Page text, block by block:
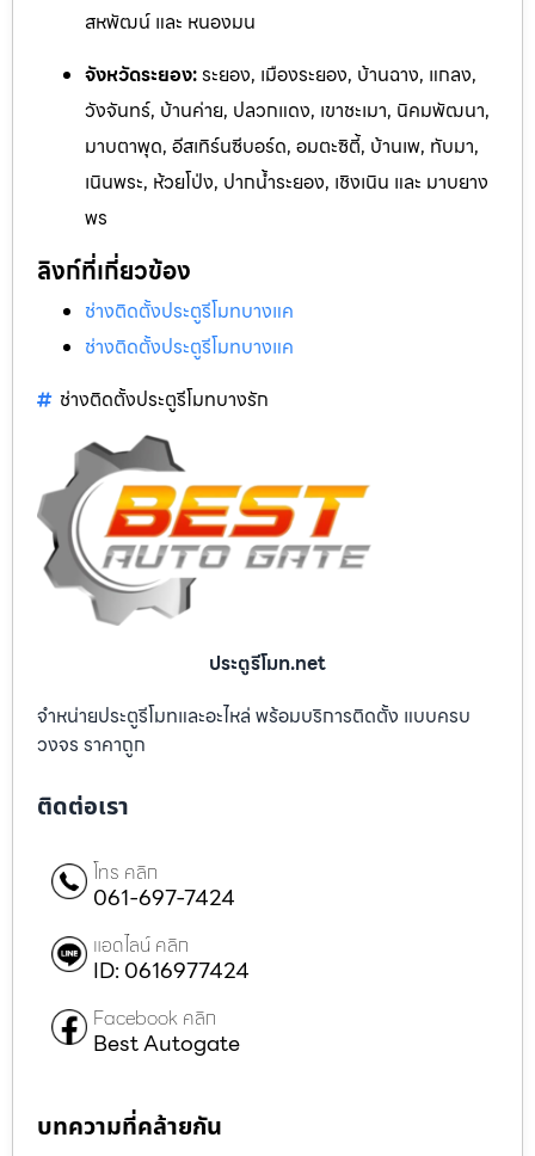
สหพัฒน์ และ หนองมน
จังหวัดระยอง:ระยอง, เมืองระยอง, บ้านฉาง, แกลง,
วังจันทร์, บ้านค่าย, ปลวกแดง, เขาชะเมา, นิคมพัฒนา,
มาบตาพุด, อีสเทิร์นซีบอร์ด, อมตะซิตี้, บ้านเพ, ทับมา,
เนินพระ, ห้วยโป่ง, ปากน้ำระยอง, เชิงเนิน และ มาบยาง
พร
ลิงก์ที่เกี่ยวข้อง
ช่างติดตั้งประตูรีโมทบางแค
ช่างติดตั้งประตูรีโมทบางแค
ช่างติดตั้งประตูรีโมทบางรัก
ประตูรีโมท.net
จำหน่ายประตูรีโมทและอะไหล่ พร้อมบริการติดตั้ง แบบครบ
วงจร ราคาถูก
ติดต่อเรา
โทร คลิก
061-697-7424
แอดไลน์ คลิก
ID: 0616977424
Facebook คลิก
Best Autogate
บทความที่คล้ายกัน